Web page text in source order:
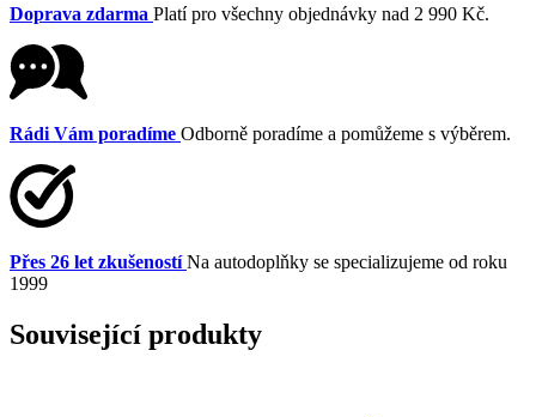
Doprava zdarma Platí pro všechny objednávky nad 2 990 Kč.
Rádi Vám poradíme Odborně poradíme a pomůžeme s výběrem.
Přes 26 let zkušeností Na autodoplňky se specializujeme od roku
1999
Související produkty